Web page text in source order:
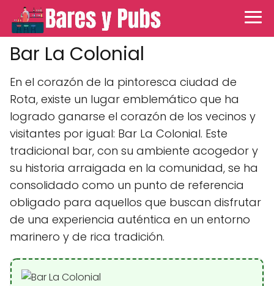
Bar La Colonial
En el corazón de la pintoresca ciudad de
Rota, existe un lugar emblemático que ha
logrado ganarse el corazón de los vecinos y
visitantes por igual: Bar La Colonial. Este
tradicional bar, con su ambiente acogedor y
su historia arraigada en la comunidad, se ha
consolidado como un punto de referencia
obligado para aquellos que buscan disfrutar
de una experiencia auténtica en un entorno
marinero y de rica tradición.